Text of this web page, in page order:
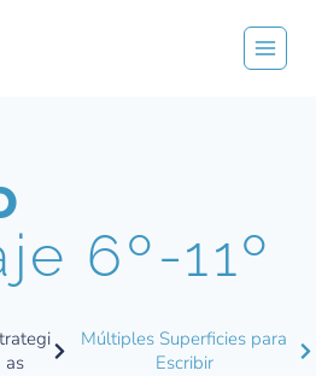
6º-11º
as
Múltiples Superficies para
Escribir